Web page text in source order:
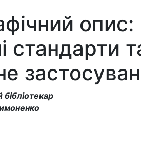
опис:
стандарти
бібліотекар